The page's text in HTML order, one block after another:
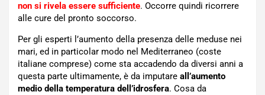
non si rivela essere sufficiente. Occorre quindi ricorrere
alle cure del pronto soccorso.
Per gli esperti l’aumento della presenza delle meduse nei
mari, ed in particolar modo nel Mediterraneo (coste
italiane comprese) come sta accadendo da diversi anni a
questa parte ultimamente, è da imputare all’aumento
medio della temperatura dell’idrosfera. Cosa da